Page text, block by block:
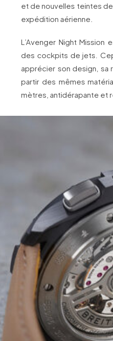
et de nouvelles teintes
expédition aérienne.
L’Avenger Night
des cockpits de jets.
apprécier son design,
partir des mêmes
mètres, antidérapante et